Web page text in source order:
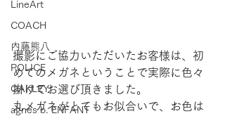
LineArt
COACH
内藤熊八
POLICE
OAKLEY
agnes b. ENFANT
撮影にご協力いただいたお客様は、初
めてのメガネということで実際に色々
掛けてお選び頂きました。
丸メガネがとてもお似合いで、お色は